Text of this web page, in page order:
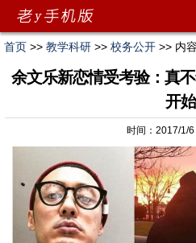
首页 >> 教学科研 >> 校务公开 >> 内容
余文乐新恋情受考验：真
开始
时间：2017/1/